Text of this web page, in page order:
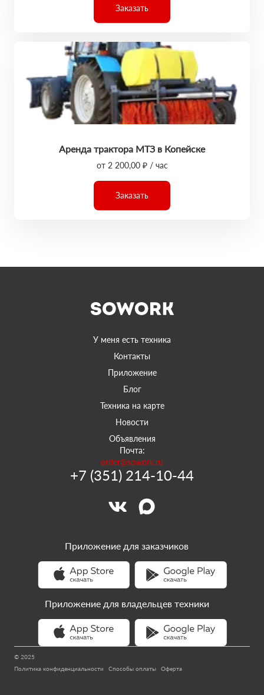
Заказать
Аренда трактора МТЗ в Копейске
от 2 200,00 ₽ / час
Заказать
У меня есть техника
Контакты
Приложение
Блог
Техника на карте
Новости
Объявления
Почта:
order@sowork.ru
+7 (351) 214-10-44
© 2025
Политика конфиденциальности
Способы оплаты Оферта
Приложение для заказчиков
Приложение для владельцев техники